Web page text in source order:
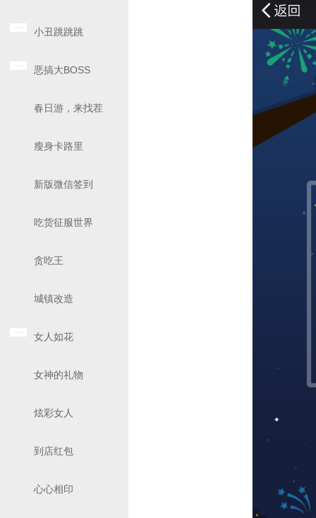
小丑跳跳跳
恶搞大BOSS
春日游，来找茬
瘦身卡路里
新版微信签到
吃货征服世界
贪吃王
城镇改造
女人如花
女神的礼物
炫彩女人
到店红包
心心相印